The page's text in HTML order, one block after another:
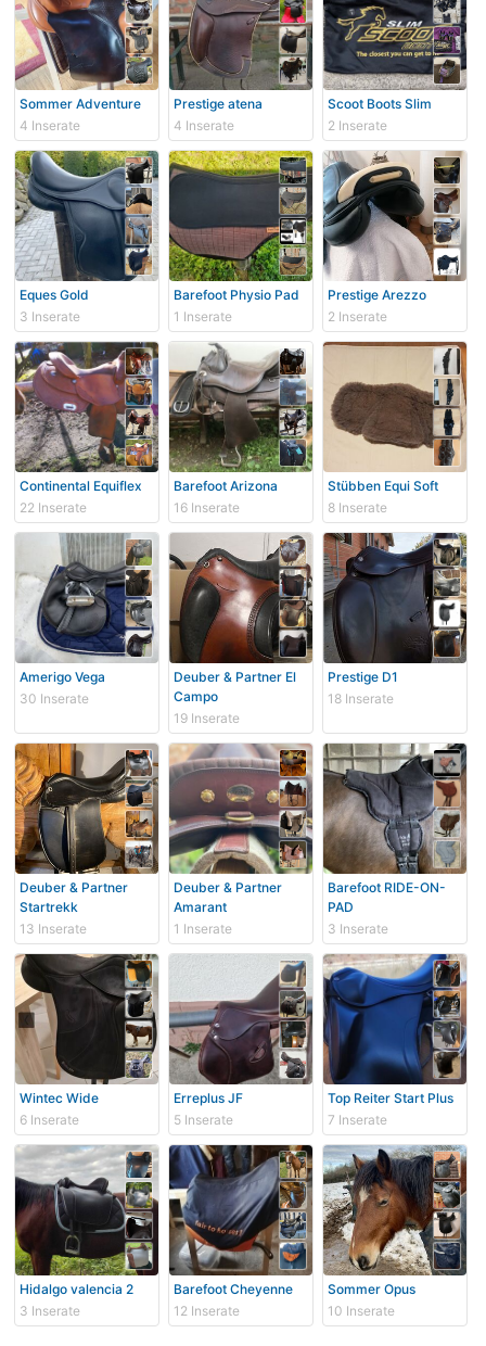
Sommer Adventure
4 Inserate
Prestige atena
4 Inserate
Scoot Boots Slim
2 Inserate
Eques Gold
3 Inserate
Barefoot Physio Pad
1 Inserate
Prestige Arezzo
2 Inserate
Continental Equiflex
22 Inserate
Barefoot Arizona
16 Inserate
Stübben Equi Soft
8 Inserate
Amerigo Vega
30 Inserate
Deuber & Partner El
Campo
19 Inserate
Prestige D1
18 Inserate
Deuber & Partner
Startrekk
13 Inserate
Deuber & Partner
Amarant
1 Inserate
Barefoot RIDE-ON-
PAD
3 Inserate
Wintec Wide
6 Inserate
Erreplus JF
5 Inserate
Top Reiter Start Plus
7 Inserate
Hidalgo valencia 2
3 Inserate
Barefoot Cheyenne
12 Inserate
Sommer Opus
10 Inserate